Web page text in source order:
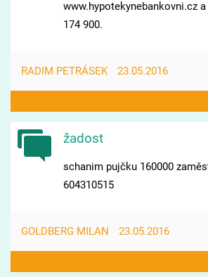
www.hypotekynebankovni.cz
174 900.
RADIM PETRÁSEK 23.05.2016
žadost
schanim pujčku 160000
604310515
GOLDBERG MILAN 23.05.2016